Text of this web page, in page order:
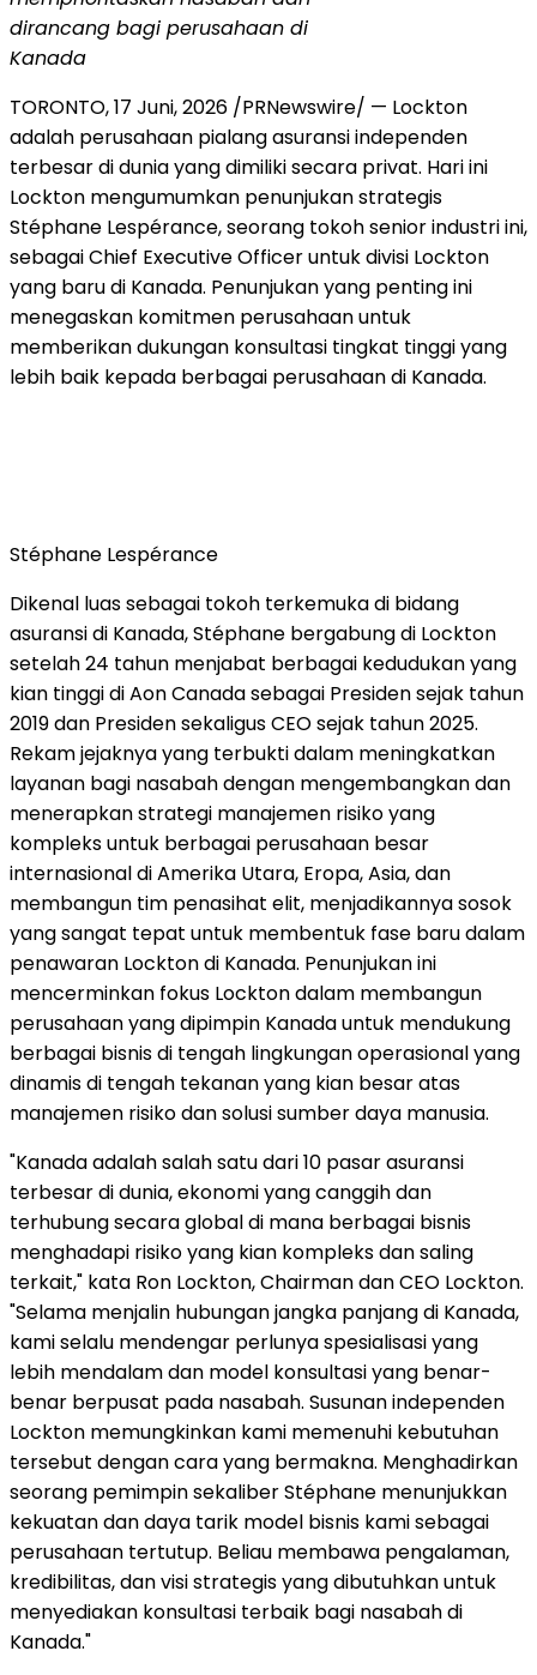
dirancang bagi perusahaan di
Kanada
TORONTO,17 Juni, 2026 /PRNewswire/ — Lockton
adalah perusahaan pialang asuransi independen
terbesar di dunia yang dimiliki secara privat. Hari ini
Lockton mengumumkan penunjukan strategis
Stéphane Lespérance, seorang tokoh senior industri ini,
sebagai Chief Executive Officer untuk divisi Lockton
yang baru di Kanada. Penunjukan yang penting ini
menegaskan komitmen perusahaan untuk
memberikan dukungan konsultasi tingkat tinggi yang
lebih baik kepada berbagai perusahaan di Kanada.
Stéphane Lespérance
Dikenal luas sebagai tokoh terkemuka di bidang
asuransi di Kanada, Stéphane bergabung di Lockton
setelah 24 tahun menjabat berbagai kedudukan yang
kian tinggi di Aon Canada sebagai Presiden sejak tahun
2019 dan Presiden sekaligus CEO sejak tahun 2025.
Rekam jejaknya yang terbukti dalam meningkatkan
layanan bagi nasabah dengan mengembangkan dan
menerapkan strategi manajemen risiko yang
kompleks untuk berbagai perusahaan besar
internasional di Amerika Utara, Eropa, Asia, dan
membangun tim penasihat elit, menjadikannya sosok
yang sangat tepat untuk membentuk fase baru dalam
penawaran Lockton di Kanada. Penunjukan ini
mencerminkan fokus Lockton dalam membangun
perusahaan yang dipimpin Kanada untuk mendukung
berbagai bisnis di tengah lingkungan operasional yang
dinamis di tengah tekanan yang kian besar atas
manajemen risiko dan solusi sumber daya manusia.
"Kanada adalah salah satu dari 10 pasar asuransi
terbesar di dunia, ekonomi yang canggih dan
terhubung secara global di mana berbagai bisnis
menghadapi risiko yang kian kompleks dan saling
terkait," kata Ron Lockton, Chairman dan CEO Lockton.
"Selama menjalin hubungan jangka panjang di Kanada,
kami selalu mendengar perlunya spesialisasi yang
lebih mendalam dan model konsultasi yang benar-
benar berpusat pada nasabah. Susunan independen
Lockton memungkinkan kami memenuhi kebutuhan
tersebut dengan cara yang bermakna. Menghadirkan
seorang pemimpin sekaliber Stéphane menunjukkan
kekuatan dan daya tarik model bisnis kami sebagai
perusahaan tertutup. Beliau membawa pengalaman,
kredibilitas, dan visi strategis yang dibutuhkan untuk
menyediakan konsultasi terbaik bagi nasabah di
Kanada."